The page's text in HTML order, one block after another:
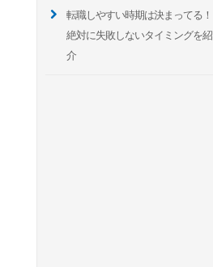
転職しやすい時期は決まってる！
絶対に失敗しないタイミングを紹
介